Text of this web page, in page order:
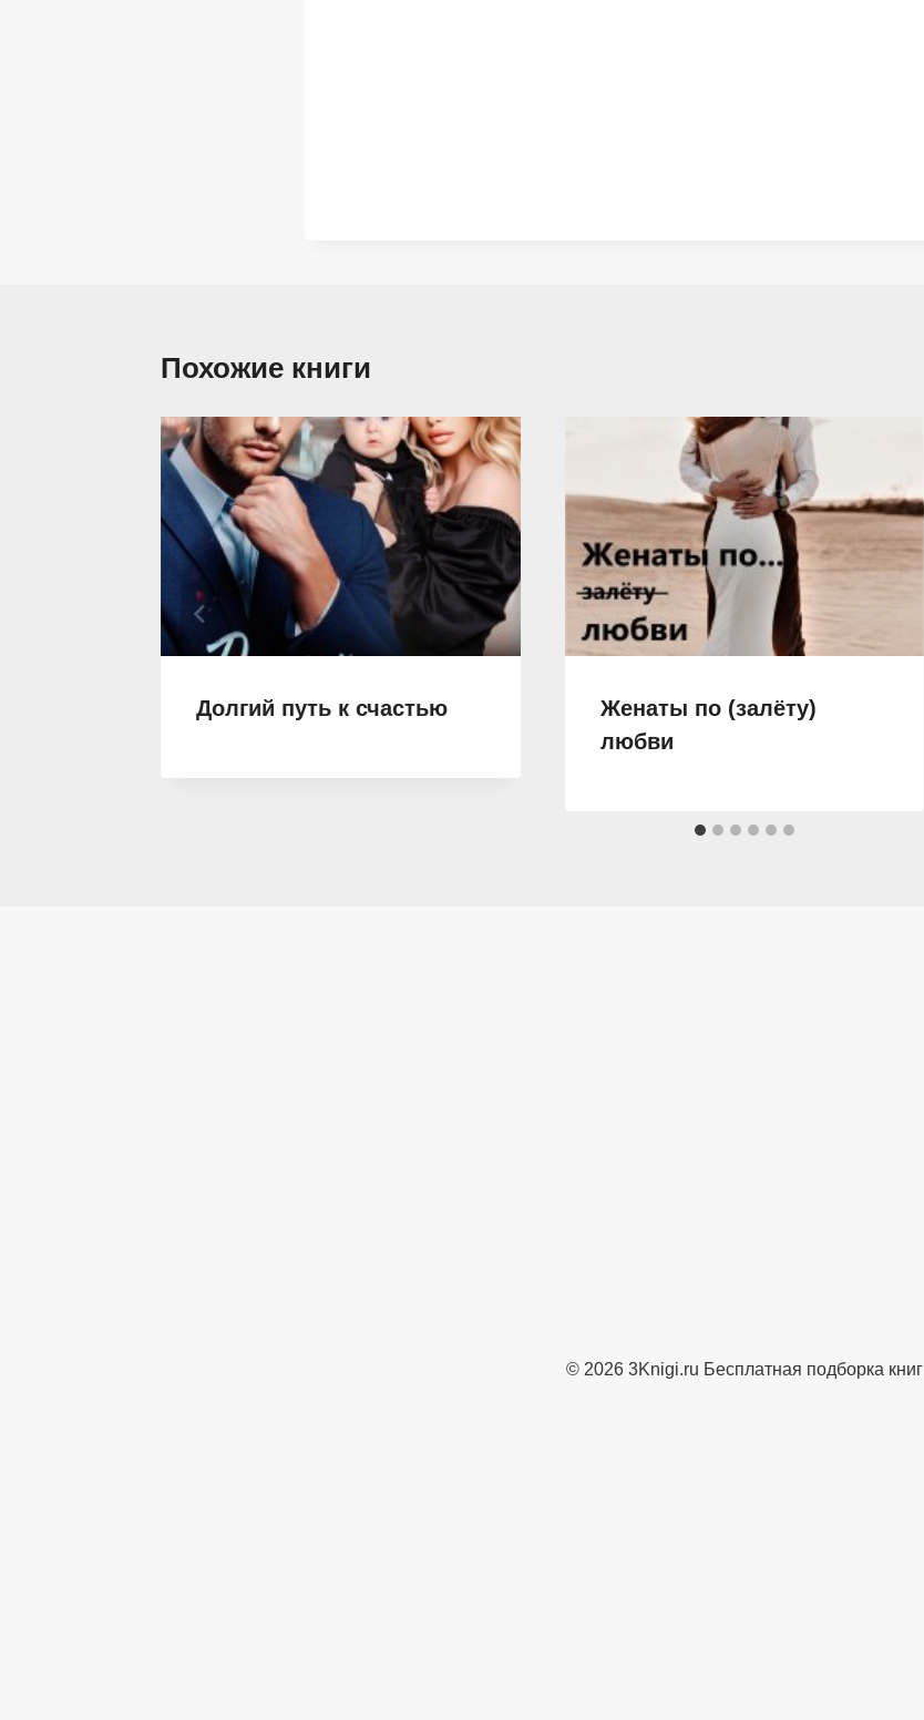
Похожие книги
Долгий путь к счастью
Женаты по (залёту)
любви
© 2026 3Knigi.ru Бесплатная подборка книг